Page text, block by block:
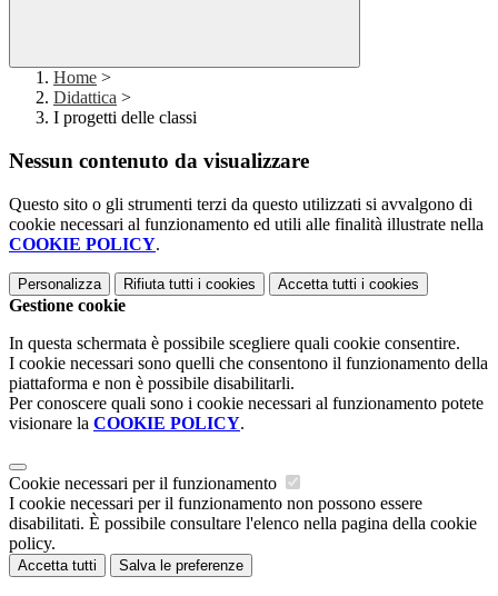
Home >
Didattica >
I progetti delle classi
Nessun contenuto da visualizzare
Questo sito o gli strumenti terzi da questo utilizzati si avvalgono di
cookie necessari al funzionamento ed utili alle finalità illustrate nella
COOKIE POLICY.
Personalizza Rifiuta tutti i cookies Accetta tutti i cookies
Gestione cookie
In questa schermata è possibile scegliere quali cookie consentire.
I cookie necessari sono quelli che consentono il funzionamento della
piattaforma e non è possibile disabilitarli.
Per conoscere quali sono i cookie necessari al funzionamento potete
visionare la COOKIE POLICY.
Cookie necessari per il funzionamento
I cookie necessari per il funzionamento non possono essere
disabilitati. È possibile consultare l'elenco nella pagina della cookie
policy.
Accetta tutti Salva le preferenze